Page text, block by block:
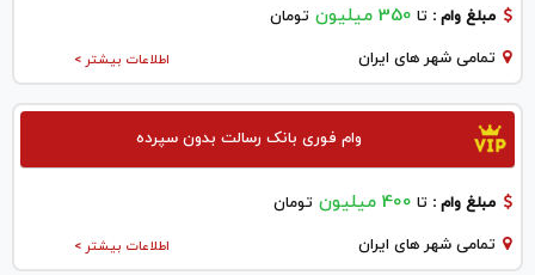
مبلغ وام : تا 350 میلیون تومان
اطلاعات بیشتر > تمامی شهر های ایران
وام فوری بانک رسالت بدون سپرده
مبلغ وام : تا 400 میلیون تومان
اطلاعات بیشتر > تمامی شهر های ایران